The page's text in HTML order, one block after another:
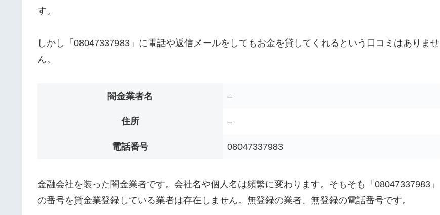
す。
しかし「08047337983」に電話や返信メールをしてもお金を貸してくれるという口コミはありませ
ん。
闇金業者名 –
住所 –
電話番号 08047337983
金融会社を装った闇金業者です。会社名や個人名は頻繁に変わります。そもそも「08047337983」
の番号を貸金業登録している業者は存在しません。無登録の業者、無登録の電話番号です。